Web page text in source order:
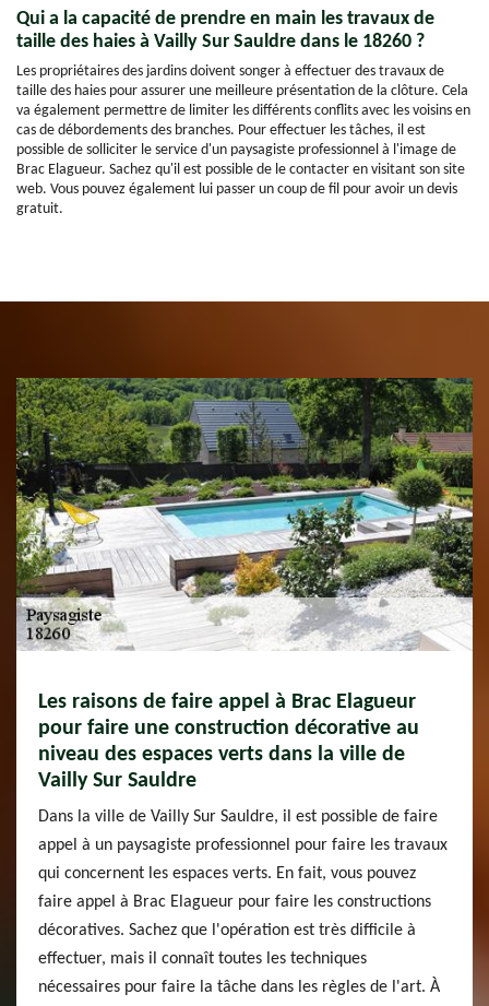
Qui a la capacité de prendre en main les travaux de
taille des haies à Vailly Sur Sauldre dans le 18260 ?
Les propriétaires des jardins doivent songer à effectuer des travaux de
taille des haies pour assurer une meilleure présentation de la clôture. Cela
va également permettre de limiter les différents conflits avec les voisins en
cas de débordements des branches. Pour effectuer les tâches, il est
possible de solliciter le service d'un paysagiste professionnel à l'image de
Brac Elagueur. Sachez qu'il est possible de le contacter en visitant son site
web. Vous pouvez également lui passer un coup de fil pour avoir un devis
gratuit.
Les raisons de faire appel à Brac Elagueur
pour faire une construction décorative au
niveau des espaces verts dans la ville de
Vailly Sur Sauldre
Dans la ville de Vailly Sur Sauldre, il est possible de faire
appel à un paysagiste professionnel pour faire les travaux
qui concernent les espaces verts. En fait, vous pouvez
faire appel à Brac Elagueur pour faire les constructions
décoratives. Sachez que l'opération est très difficile à
effectuer, mais il connaît toutes les techniques
nécessaires pour faire la tâche dans les règles de l'art. À